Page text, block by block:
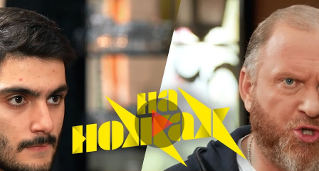
На
ножах.
8
сезон
4
выпуск